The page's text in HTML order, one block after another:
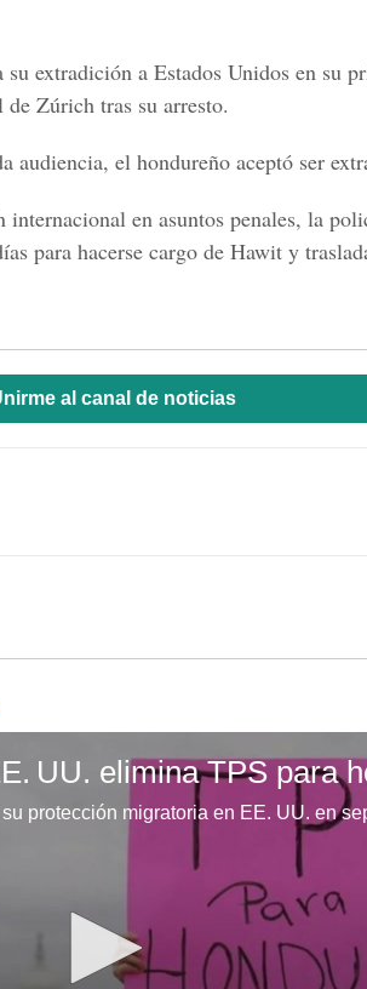
extradición a Estados Unidos en su
Zúrich tras su arresto.
audiencia, el hondureño aceptó ser
en asuntos penales, la
para hacerse cargo de Hawit y
al canal de noticias